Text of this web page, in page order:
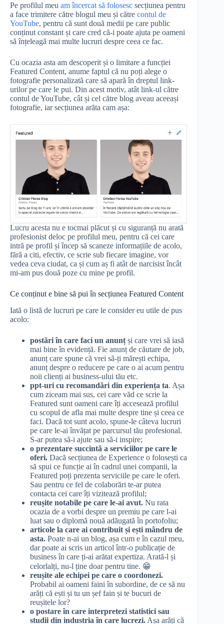
Pe profilul meu am încercat să folosesc secțiunea pentru
a face trimitere către blogul meu și către contul de
YouTube, pentru că sunt două medii pe care public
conținut constant și care cred că-i poate ajuta pe oameni
să înțeleagă mai multe lucruri despre ceea ce fac.
Cu ocazia asta am descoperit și o limitare a funcției
Featured Content, anume faptul că nu poți alege o
fotografie personalizată care să apară în dreptul link-
urilor pe care le pui. Din acest motiv, atât link-ul către
contul de YouTube, cât și cel către blog aveau aceeași
fotografie, iar secțiunea arăta cam așa:
Lucru acesta nu e tocmai plăcut și cu siguranță nu arată
profesionist deloc pe profilul meu, pentru că cei care
intră pe profil și încep să scaneze informațiile de acolo,
fără a citi, efectiv, ce scrie sub fiecare imagine, vor
vedea ceva ciudat, ca și cum aș fi atât de narcisist încât
mi-am pus două poze cu mine pe profil.
Ce conținut e bine să pui în secțiunea Featured Content
Iată o listă de lucruri pe care le consider eu utile de pus
acolo:
postări în care faci un anunț și care vrei să iasă
mai bine în evidență. Fie anunț de căutare de job,
anunț care spune că vrei să-ți mărești echipa,
anunț despre o reducere pe care o ai acum pentru
noii clienți ai business-ului tău etc.
ppt-uri cu recomandări din experiența ta. Așa
cum ziceam mai sus, cei care văd ce scrie la
Featured sunt oameni care îți accesează profilul
cu scopul de afla mai multe despre tine și ceea ce
faci. Dacă tot sunt acolo, spune-le câteva lucruri
pe care le-ai învățat pe parcursul tău profesional.
S-ar putea să-i ajute sau să-i inspire;
o prezentare succintă a serviciilor pe care le
oferi. Dacă secțiunea de Experience o folosești ca
să spui ce funcție ai în cadrul unei companii, la
Featured poți prezenta serviciile pe care le oferi.
Sau pentru ce fel de colaborări te-ar putea
contacta cei care îți vizitează profilul;
reușite notabile pe care le-ai avut. Nu rata
ocazia de a vorbi despre un premiu pe care l-ai
luat sau o diplomă nouă adăugată în portofoliu;
articole la care ai contribuit și ești mândru de
asta. Poate n-ai un blog, așa cum e în cazul meu,
dar poate ai scris un articol într-o publicație de
business în care ți-ai arătat expertiza. Arată-l și
celorlalți, nu-l ține doar pentru tine. 😁
reușite ale echipei pe care o coordonezi.
Probabil ai oameni faini în subordine, de ce să nu
arăți că ești și tu un șef fain și te bucuri de
reușitele lor?
o postare în care interpretezi statistici sau
studii din industria în care lucrezi. Așa arăți că